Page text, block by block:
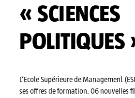
« SCIENCES
POLITIQUES
L’Ecole Supérieure de Management
ses offres de formation. 06 nouvelles